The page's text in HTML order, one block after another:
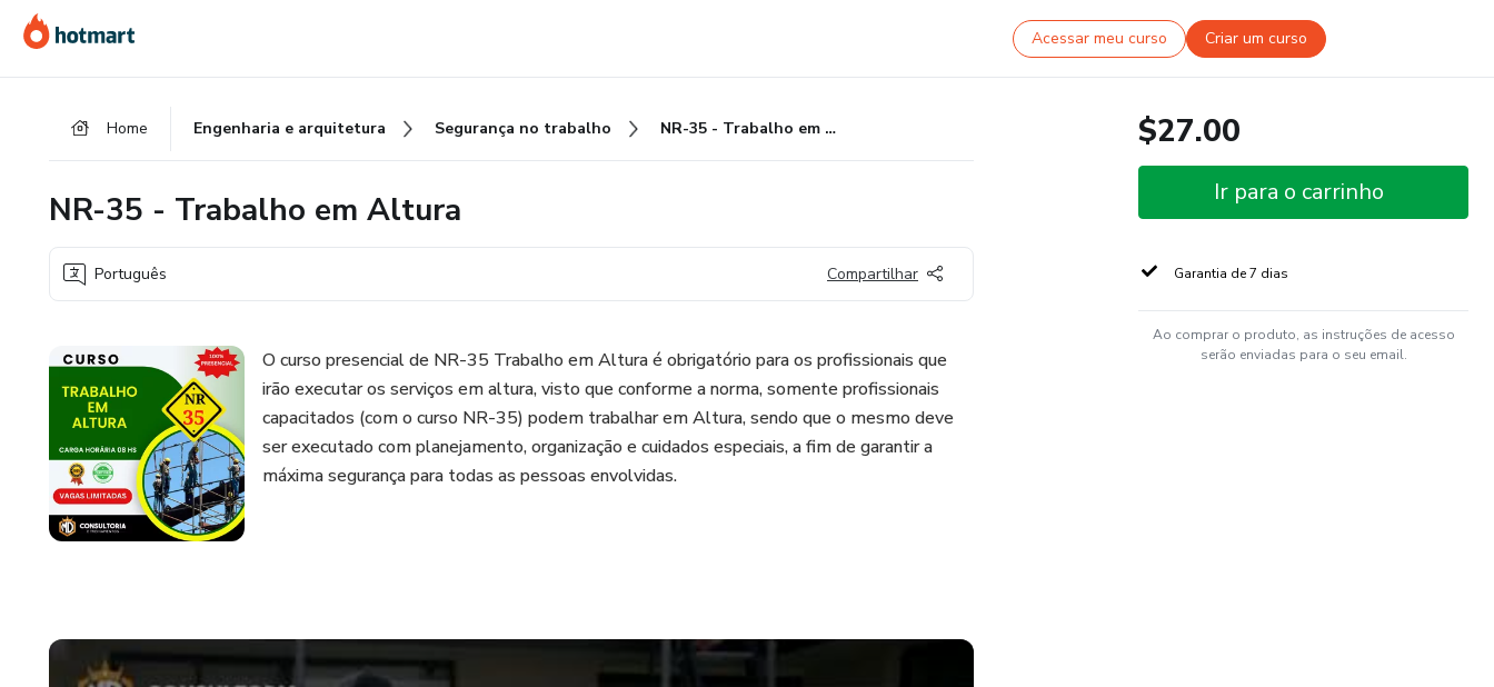
para
o
para
o
para
o
Acessar meu curso Criar um curso
Home Engenharia e arquitetura Segurança no trabalho NR-35 - Trabalho em Altura
NR-35 - Trabalho em Altura
Português Compartilhar
O curso presencial de NR-35 Trabalho em Altura é obrigatório para os profissionais que
irão executar os serviços em altura, visto que conforme a norma, somente profissionais
capacitados (com o curso NR-35) podem trabalhar em Altura, sendo que o mesmo deve
ser executado com planejamento, organização e cuidados especiais, a fim de garantir a
máxima segurança para todas as pessoas envolvidas.
$27.00
Ir para o carrinho
Garantia de 7 dias
Ao comprar o produto, as instruções de acesso
serão enviadas para o seu email.